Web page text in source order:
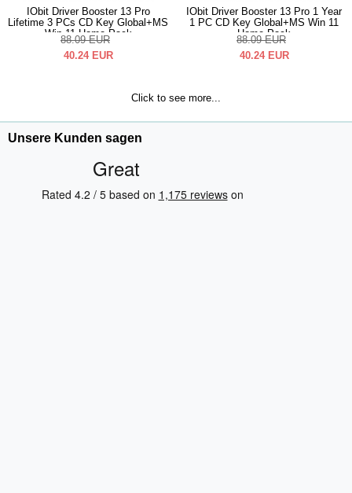
IObit Driver Booster 13 Pro
Lifetime 3 PCs CD Key Global+MS
Win 11 Home Pack
88.09 EUR
40.24 EUR
IObit Driver Booster 13 Pro 1 Year
1 PC CD Key Global+MS Win 11
Home Pack
88.09 EUR
40.24 EUR
Click to see more...
Unsere Kunden sagen